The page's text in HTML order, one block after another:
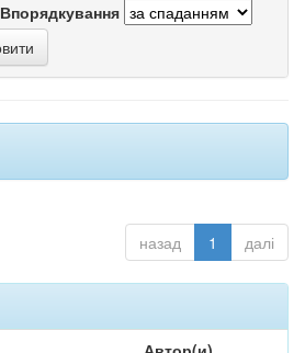
Впорядкування
назад 1 далі